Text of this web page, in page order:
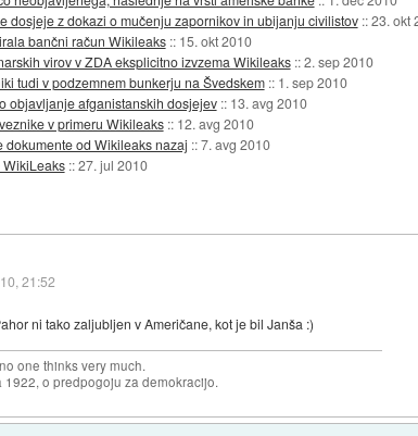
dosjeje z dokazi o mučenju zapornikov in ubijanju civilistov ::23. okt
bančni račun Wikileaks :: 15. okt 2010
virov v ZDA eksplicitno izvzema Wikileaks ::2. sep 2010
tudi v podzemnem bunkerju na Švedskem :: 1. sep 2010
objavljanje afganistanskih dosjejev :: 13. avg 2010
v primeru Wikileaks :: 12. avg 2010
dokumente od Wikileaks nazaj ::7. avg 2010
::27. jul 2010
21:52
ni tako zaljubljen v Američane, kot je bil Janša :)
one thinks very much.
1922, o predpogoju za demokracijo.